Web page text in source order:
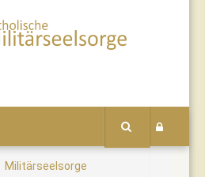
Militärseelsorge